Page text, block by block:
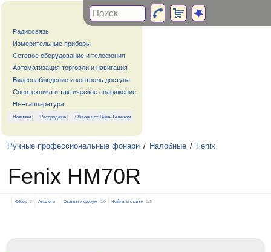
Радиосвязь
Измерительные приборы
Сетевое оборудование и телефония
Автоматизация торговли и навигация
Видеонаблюдение и контроль доступа
Спецтехника и тактическое снаряжение
Hi-Fi аппаратура
Новинки | Распродажа| Обзоры от Вива-Телеком
Ручные профессиональные фонари / Налобные / Fenix
Fenix HM70R
Обзор 2 Аналоги Отзывы и форум 0/0 Файлы и статьи 1/3